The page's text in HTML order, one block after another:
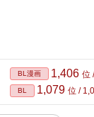
BL漫画 1,406 位
BL 1,079 位 /